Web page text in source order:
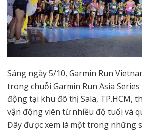
Sáng ngày 5/10, Garmin Run
trong chuỗi Garmin Run Asia
động tại khu đô thị Sala, TP.HCM,
vận động viên từ nhiều độ tuổi và
Đây được xem là một trong những